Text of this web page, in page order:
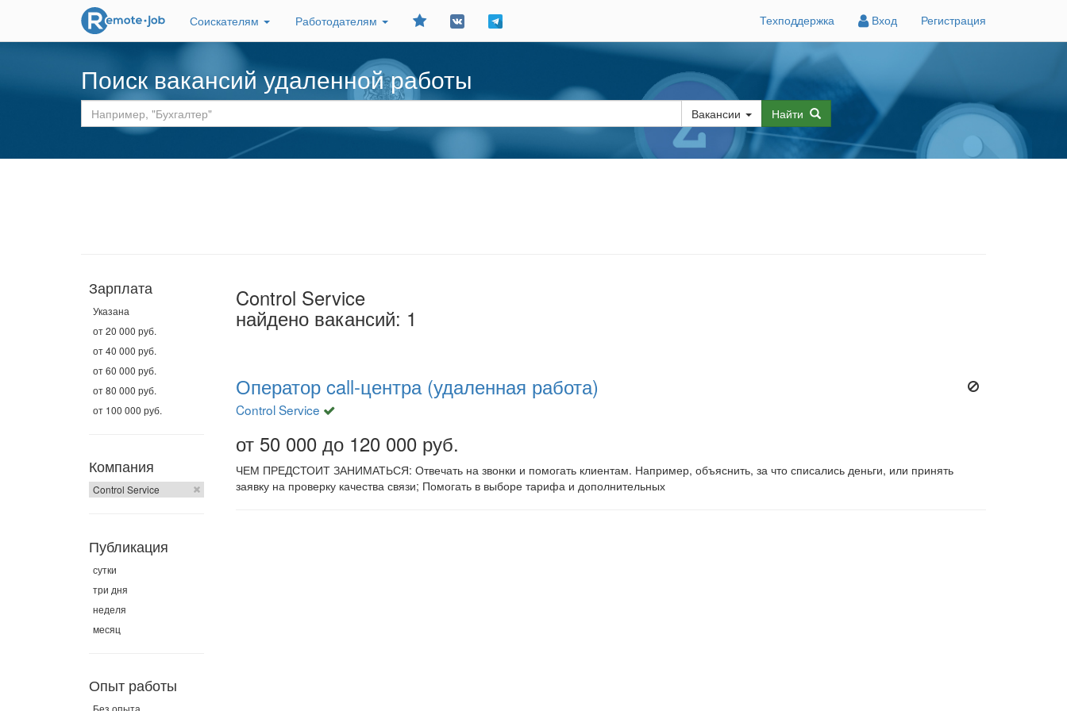
Соискателям Работодателям
Добавить
Техподдержка Вход Регистрация
Поиск вакансий удаленной работы
Вакансии Найти
Зарплата
Указана
от 20 000 руб.
от 40 000 руб.
от 60 000 руб.
от 80 000 руб.
от 100 000 руб.
Компания
Control Service
Публикация
сутки
три дня
неделя
месяц
Опыт работы
Без опыта
Control Service
найдено вакансий: 1
Оператор call-центра (удаленная работа)
Control Service
от 50 000 до 120 000 руб.
ЧЕМ ПРЕДСТОИТ ЗАНИМАТЬСЯ: Отвечать на звонки и помогать клиентам. Например, объяснить, за что списались деньги, или принять
заявку на проверку качества связи; Помогать в выборе тарифа и дополнительных